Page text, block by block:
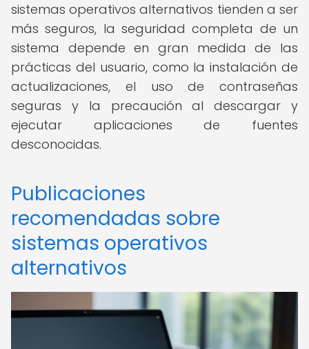
sistemas operativos alternativos tienden a ser
más seguros, la seguridad completa de un
sistema depende en gran medida de las
prácticas del usuario, como la instalación de
actualizaciones, el uso de contraseñas
seguras y la precaución al descargar y
ejecutar aplicaciones de fuentes
desconocidas.
Publicaciones
recomendadas sobre
sistemas operativos
alternativos